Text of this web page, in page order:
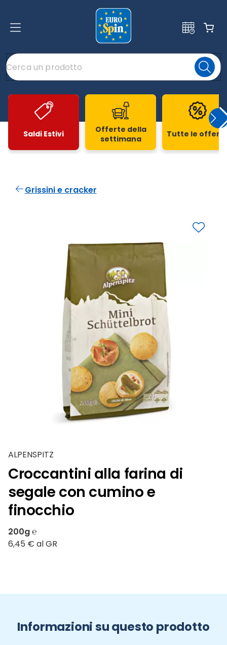
Saldi Estivi
Offerte della
settimana
Tutte le
Grissini e cracker
ALPENSPITZ
Croccantini alla farina di
segale con cumino e
finocchio
200g ℮
6,45 € al GR
Informazioni su questo prodotto